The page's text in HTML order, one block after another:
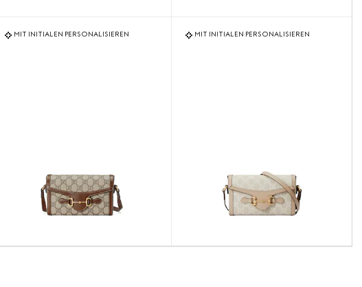
MIT INITIALEN PERSONALISIEREN MIT INITIALEN PERSONALISIEREN